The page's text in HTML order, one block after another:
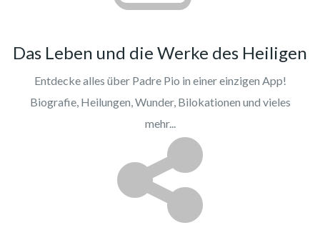
Das Leben und die Werke des Heiligen
Entdecke alles über Padre Pio in einer einzigen App!
Biografie, Heilungen, Wunder, Bilokationen und vieles
mehr...